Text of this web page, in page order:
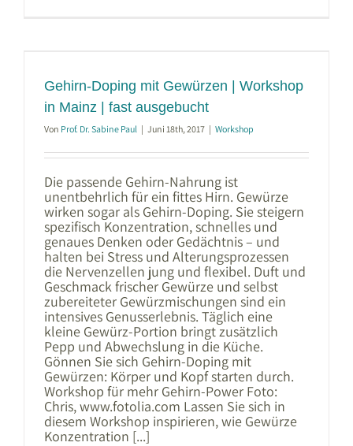
Gehirn-Doping mit Gewürzen | Workshop
in Mainz | fast ausgebucht
Von Prof. Dr. Sabine Paul | Juni 18th, 2017 | Workshop
Die passende Gehirn-Nahrung ist
unentbehrlich für ein fittes Hirn. Gewürze
wirken sogar als Gehirn-Doping. Sie steigern
spezifisch Konzentration, schnelles und
genaues Denken oder Gedächtnis – und
halten bei Stress und Alterungsprozessen
die Nervenzellen jung und flexibel. Duft und
Geschmack frischer Gewürze und selbst
zubereiteter Gewürzmischungen sind ein
intensives Genusserlebnis. Täglich eine
kleine Gewürz-Portion bringt zusätzlich
Pepp und Abwechslung in die Küche.
Gönnen Sie sich Gehirn-Doping mit
Gewürzen: Körper und Kopf starten durch.
Workshop für mehr Gehirn-Power Foto:
Chris, www.fotolia.com Lassen Sie sich in
diesem Workshop inspirieren, wie Gewürze
Konzentration [...]